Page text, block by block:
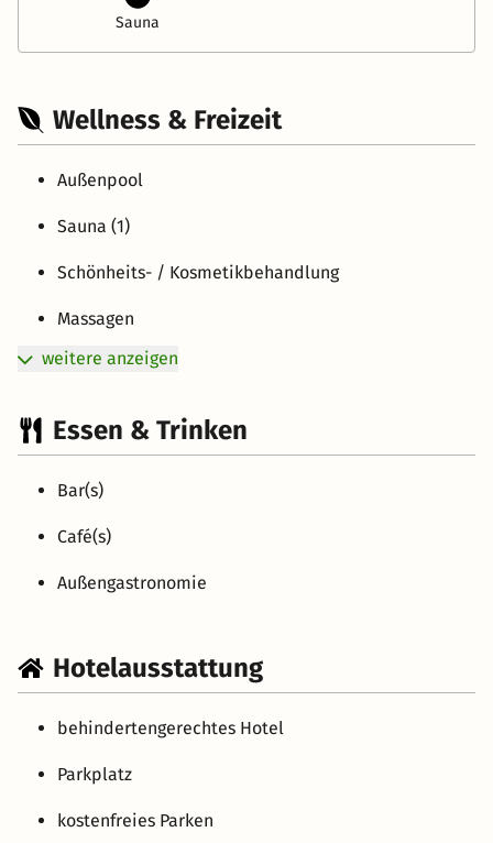
Sauna
Wellness & Freizeit
Außenpool
Sauna (1)
Schönheits- / Kosmetikbehandlung
Massagen
weitere anzeigen
Essen & Trinken
Bar(s)
Café(s)
Außengastronomie
Hotelausstattung
behindertengerechtes Hotel
Parkplatz
kostenfreies Parken